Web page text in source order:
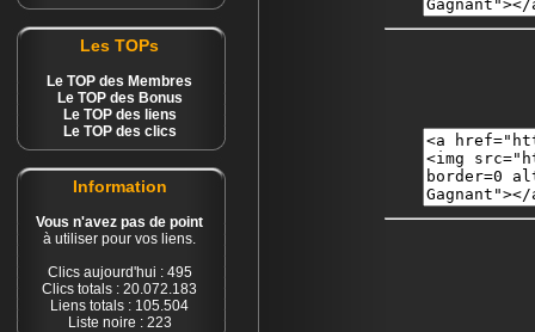
Les TOPs
Le TOP des Membres
Le TOP des Bonus
Le TOP des liens
Le TOP des clics
Information
Vous n'avez pas de point
à utiliser pour vos liens.
Clics aujourd'hui : 495
Clics totals : 20.072.183
Liens totals : 105.504
Liste noire : 223